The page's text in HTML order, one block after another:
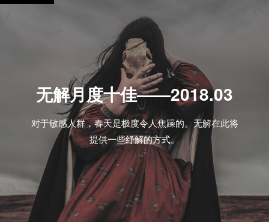
无解月度十佳——2018.03
对于敏感人群，春天是极度令人焦躁的。无解在此将
提供一些纾解的方式。